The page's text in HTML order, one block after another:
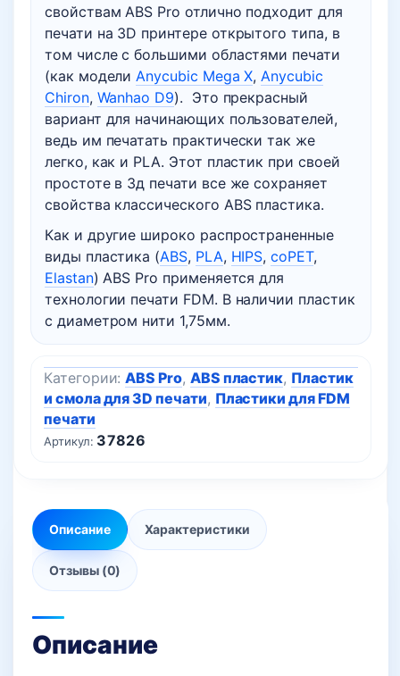
свойствам ABS Pro отлично подходит для
печати на 3D принтере открытого типа, в
том числе с большими областями печати
(как моделиAnycubic Mega X,Anycubic
Chiron, Wanhao D9). Это прекрасный
вариант для начинающих пользователей,
ведь им печатать практически так же
легко, как и PLA. Этот пластик при своей
простоте в 3д печати все же сохраняет
свойства классического ABS пластика.
Как и другие широко распространенные
виды пластика (ABS, PLA, HIPS,coPET,
Elastan) ABS Pro применяется для
технологии печати FDM. В наличии пластик
с диаметром нити 1,75мм.
Артикул: 37826
Категории:ABS Pro, ABS пластик, Пластик
и смола для 3D печати, Пластики для FDM
печати
Описание Характеристики
Отзывы (0)
Описание